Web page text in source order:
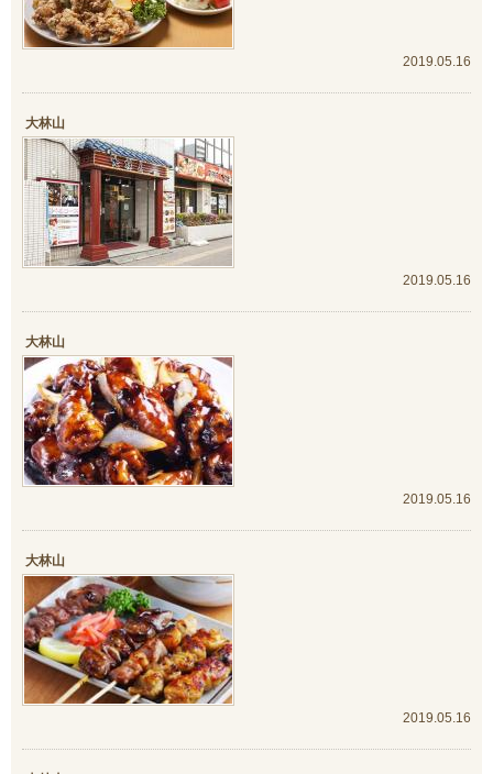
2019.05.16
大林山
2019.05.16
大林山
2019.05.16
大林山
2019.05.16